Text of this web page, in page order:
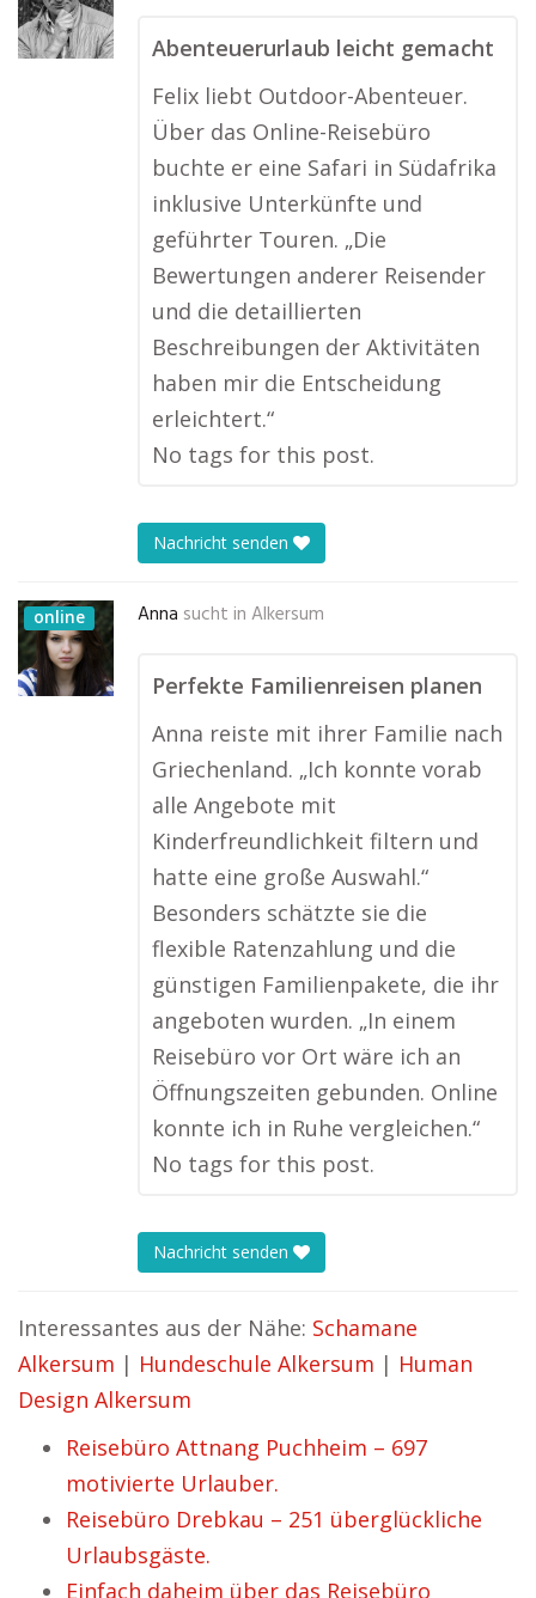
Abenteuerurlaub leicht gemacht
Felix liebt Outdoor-Abenteuer.
Über das Online-Reisebüro
buchte er eine Safari in Südafrika
inklusive Unterkünfte und
geführter Touren. „Die
Bewertungen anderer Reisender
und die detaillierten
Beschreibungen der Aktivitäten
haben mir die Entscheidung
erleichtert.“
No tags for this post.
Nachricht senden
online Anna sucht in Alkersum
Perfekte Familienreisen planen
Anna reiste mit ihrer Familie nach
Griechenland. „Ich konnte vorab
alle Angebote mit
Kinderfreundlichkeit filtern und
hatte eine große Auswahl.“
Besonders schätzte sie die
flexible Ratenzahlung und die
günstigen Familienpakete, die ihr
angeboten wurden. „In einem
Reisebüro vor Ort wäre ich an
Öffnungszeiten gebunden. Online
konnte ich in Ruhe vergleichen.“
No tags for this post.
Nachricht senden
Interessantes aus der Nähe: Schamane
Alkersum | Hundeschule Alkersum | Human
Design Alkersum
Reisebüro Attnang Puchheim – 697
motivierte Urlauber.
Reisebüro Drebkau – 251 überglückliche
Urlaubsgäste.
Einfach daheim über das Reisebüro